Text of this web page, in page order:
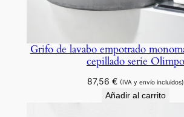
Grifo de lavabo empotrado
cepillado serie Olimpo
87,56 € (IVA y envío incluidos)
Añadir al carrito